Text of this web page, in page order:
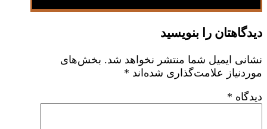
دیدگاهتان را بنویسید
نشانی ایمیل شما منتشر نخواهد شد. بخش‌های
موردنیاز علامت‌گذاری شده‌اند *
دیدگاه *